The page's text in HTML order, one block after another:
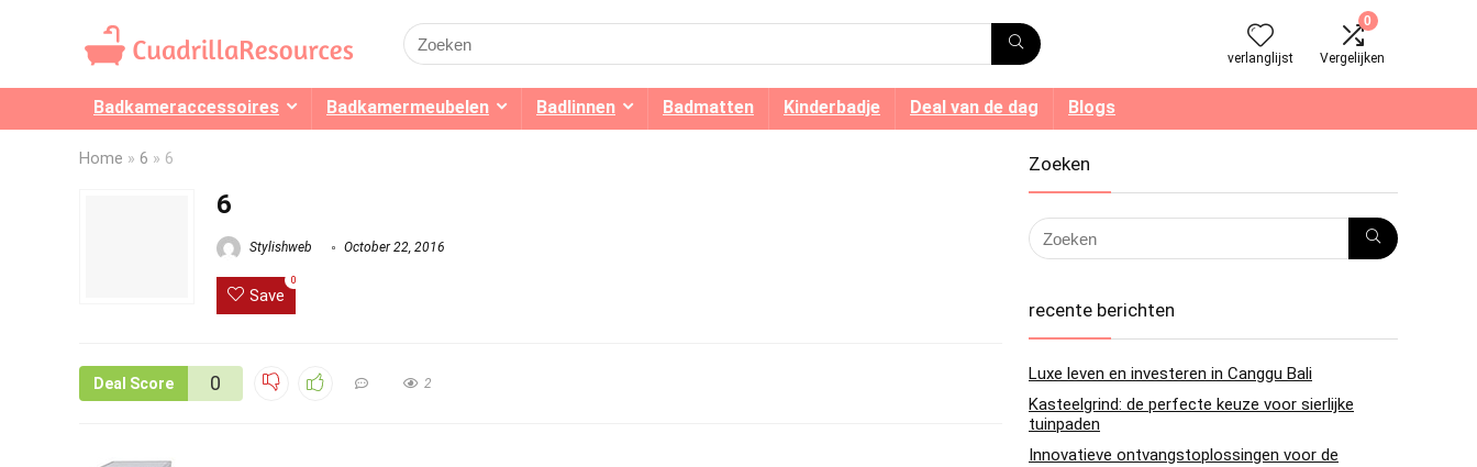
Search
for:
verlanglijst
0
Vergelijken
Badkameraccessoires Badkamermeubelen Badlinnen Badmatten Kinderbadje Deal van de dag Blogs
Home » 6 » 6
6
Stylishweb October 22, 2016
Save
0
Deal Score 0 2
Zoeken
recente berichten
Luxe leven en investeren in Canggu Bali
Kasteelgrind: de perfecte keuze voor sierlijke
tuinpaden
Innovatieve ontvangstoplossingen voor de